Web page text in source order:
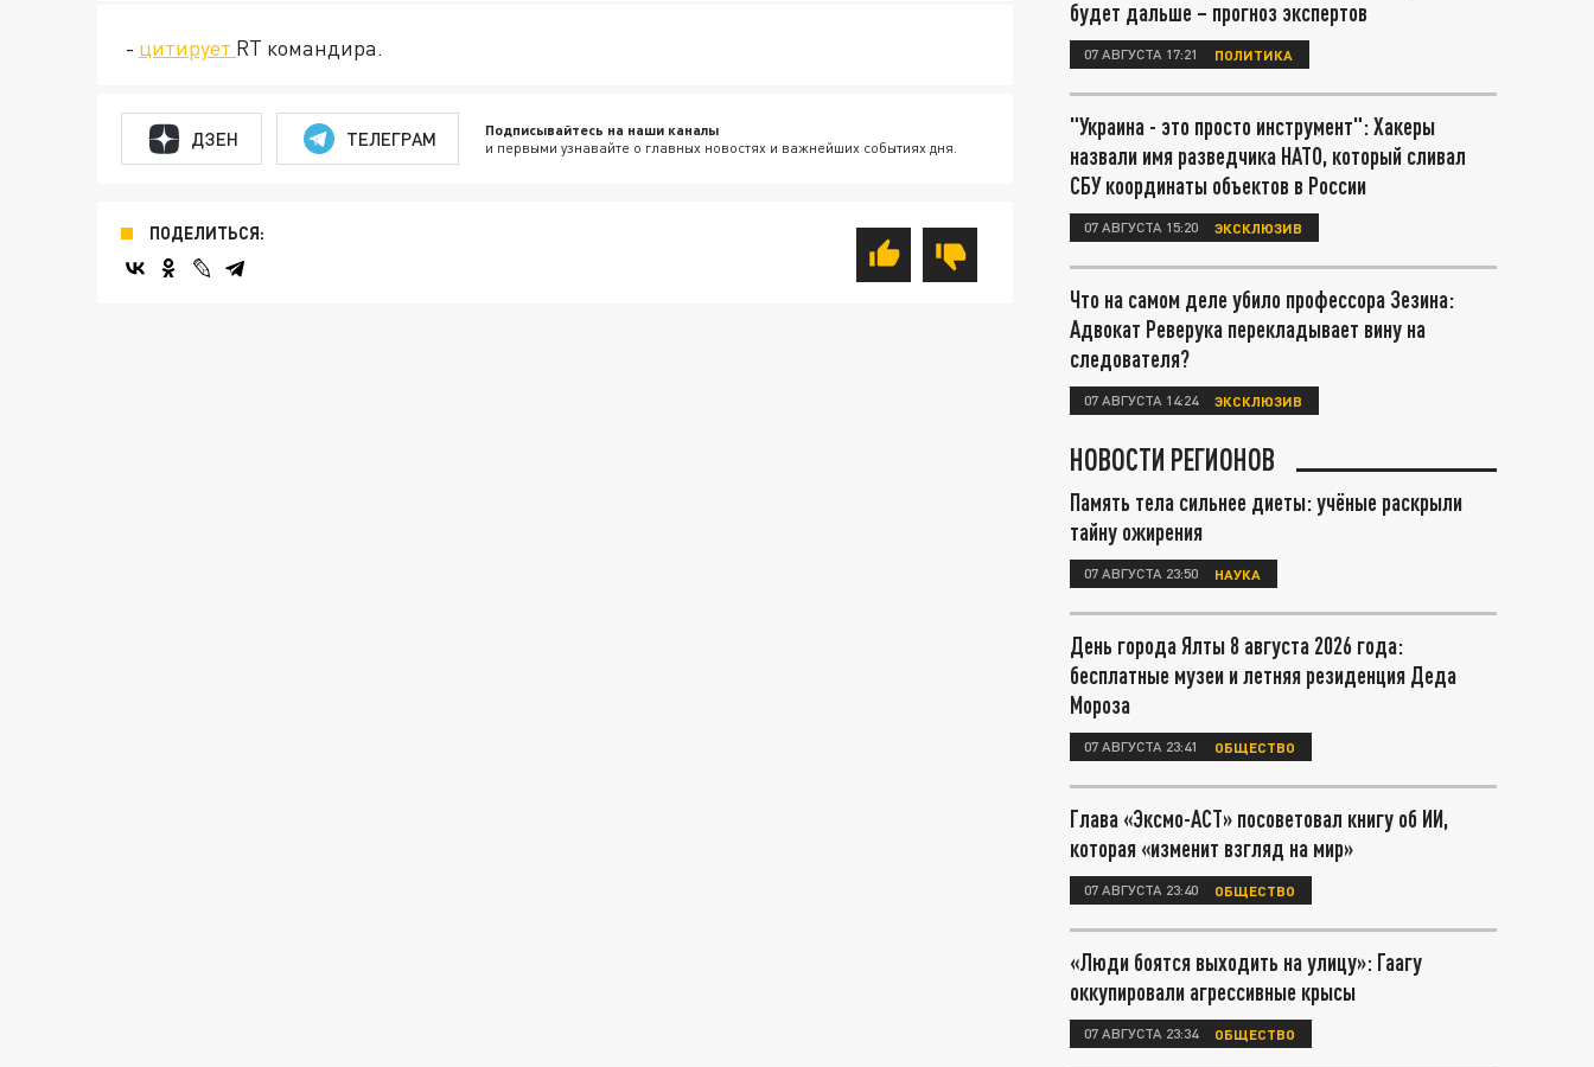
- цитирует RT командира.
ДЗЕН ТЕЛЕГРАМ Подписывайтесь на наши каналы
и первыми узнавайте о главных новостях и важнейших событиях дня.
ПОДЕЛИТЬСЯ:
будет дальше – прогноз экспертов
07 АВГУСТА 17:21 ПОЛИТИКА
"Украина - это просто инструмент": Хакеры
назвали имя разведчика НАТО, который сливал
СБУ координаты объектов в России
07 АВГУСТА 15:20 ЭКСКЛЮЗИВ
Что на самом деле убило профессора Зезина:
Адвокат Реверука перекладывает вину на
следователя?
07 АВГУСТА 14:24 ЭКСКЛЮЗИВ
НОВОСТИ РЕГИОНОВ
Память тела сильнее диеты: учёные раскрыли
тайну ожирения
07 АВГУСТА 23:50 НАУКА
День города Ялты 8 августа 2026 года:
бесплатные музеи и летняя резиденция Деда
Мороза
07 АВГУСТА 23:41 ОБЩЕСТВО
Глава «Эксмо-АСТ» посоветовал книгу об ИИ,
которая «изменит взгляд на мир»
07 АВГУСТА 23:40 ОБЩЕСТВО
«Люди боятся выходить на улицу»: Гаагу
оккупировали агрессивные крысы
07 АВГУСТА 23:34 ОБЩЕСТВО